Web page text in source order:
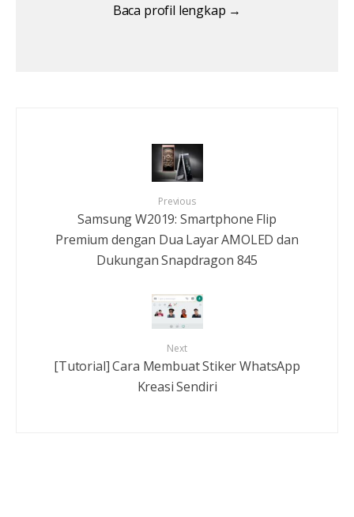
Baca profil lengkap →
Previous
Samsung W2019: Smartphone Flip
Premium dengan Dua Layar AMOLED dan
Dukungan Snapdragon 845
Next
[Tutorial] Cara Membuat Stiker WhatsApp
Kreasi Sendiri